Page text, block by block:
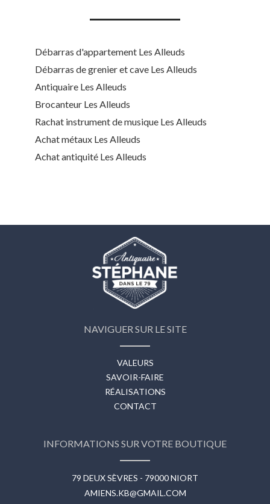
Débarras d'appartement Les Alleuds
Débarras de grenier et cave Les Alleuds
Antiquaire Les Alleuds
Brocanteur Les Alleuds
Rachat instrument de musique Les Alleuds
Achat métaux Les Alleuds
Achat antiquité Les Alleuds
NAVIGUER SUR LE SITE
VALEURS
SAVOIR-FAIRE
RÉALISATIONS
CONTACT
INFORMATIONS SUR VOTRE BOUTIQUE
79 DEUX SÈVRES - 79000 NIORT
AMIENS.KB@GMAIL.COM